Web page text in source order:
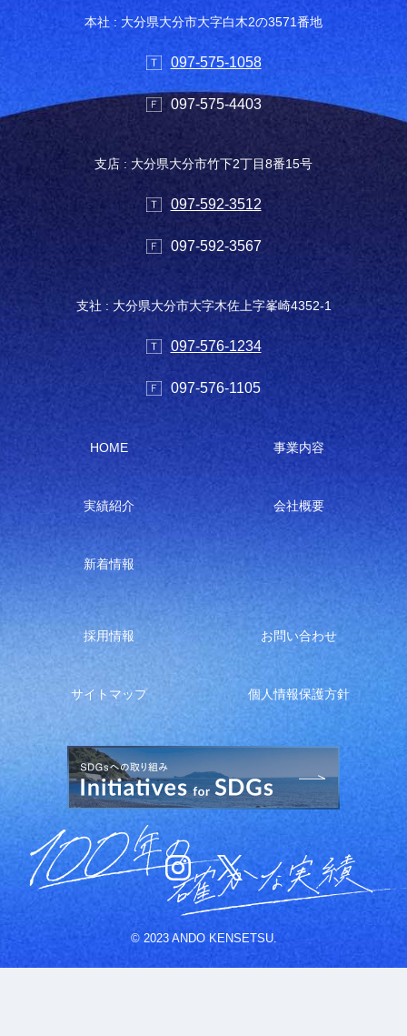
本社 : 大分県大分市大字白木2の3571番地
097-575-1058
097-575-4403
支店 : 大分県大分市竹下2丁目8番15号
097-592-3512
097-592-3567
支社 : 大分県大分市大字木佐上字峯崎4352-1
097-576-1234
097-576-1105
HOME 事業内容
実績紹介 会社概要
新着情報
採用情報 お問い合わせ
サイトマップ 個人情報保護方針
© 2023 ANDO KENSETSU.